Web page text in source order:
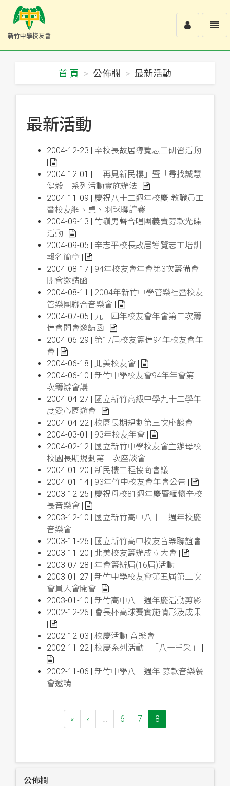
新竹中學校友會
友
Toggle
user
首 頁 公佈欄 最新活動
最新活動
2004-12-23 | 辛校長故居導覽志工研習活動
|
2004-12-01 |
「再見新民樓」暨「尋找誠慧
健毅」系列活動實施辦法 |
2004-11-09 | 慶祝八十二週年校慶-教職員工
暨校友網、桌、羽球聯誼賽
2004-09-13 | 竹嶺男聲合唱團義賣募款光碟
活動 |
2004-09-05 | 辛志平校長故居導覽志工培訓
報名簡章 |
2004-08-17 | 94年校友會年會第3次籌備會
開會邀請函
2004-08-11 | 2004年新竹中學管樂社暨校友
管樂團聯合音樂會 |
2004-07-05 | 九十四年校友會年會第二次籌
備會開會邀請函 |
2004-06-29 | 第17屆校友籌備94年校友會年
會 |
2004-06-18 | 北美校友會 |
2004-06-10 | 新竹中學校友會94年年會第一
次籌辦會議
2004-04-27 | 國立新竹高級中學九十二學年
度愛心園遊會 |
2004-04-22 | 校園長期規劃第三次座談會
2004-03-01 | 93年校友年會 |
2004-02-12 | 國立新竹中學校友會主辦母校
校園長期規劃第二次座談會
2004-01-20 | 新民樓工程協商會議
2004-01-14 | 93年竹中校友會年會公告 |
2003-12-25 | 慶祝母校81週年慶暨緬懷辛校
長音樂會 |
2003-12-10 | 國立新竹高中八十一週年校慶
音樂會
2003-11-26 | 國立新竹高中校友音樂聯誼會
2003-11-20 | 北美校友籌辦成立大會 |
2003-07-28 | 年會籌辦屆(16屆)活動
2003-01-27 | 新竹中學校友會第五屆第二次
會員大會開會 |
2003-01-10 | 新竹高中八十週年慶活動剪影
2002-12-26 | 會長杯高球賽實施情形及成果
|
2002-12-03 | 校慶活動-音樂會
2002-11-22 | 校慶系列活動 - 「八十丰采」 |
2002-11-06 | 新竹中學八十週年 募款音樂餐
會邀請
« ‹ … 6 7 8
公佈欄